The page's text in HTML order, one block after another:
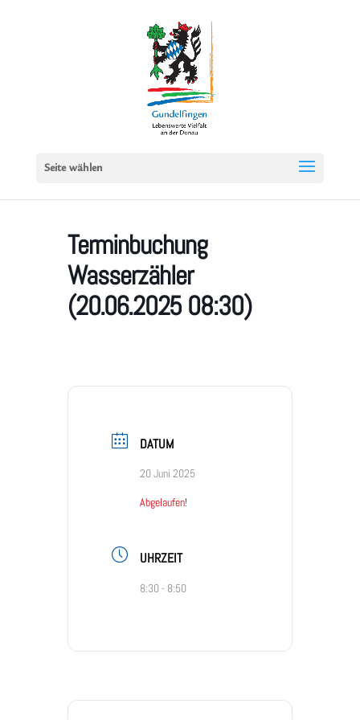
Seite wählen
Terminbuchung
Wasserzähler
(20.06.2025 08:30)
DATUM
20 Juni 2025
Abgelaufen!
UHRZEIT
8:30 - 8:50